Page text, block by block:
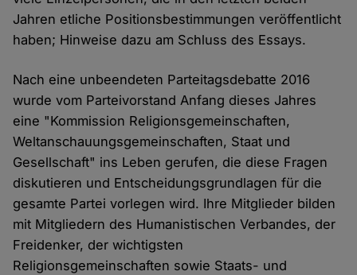
Jahren etliche Positionsbestimmungen veröffentlicht
haben; Hinweise dazu am Schluss des Essays.
Nach eine unbeendeten Parteitagsdebatte 2016
wurde vom Parteivorstand Anfang dieses Jahres
eine "Kommission Religionsgemeinschaften,
Weltanschauungsgemeinschaften, Staat und
Gesellschaft" ins Leben gerufen, die diese Fragen
diskutieren und Entscheidungsgrundlagen für die
gesamte Partei vorlegen wird. Ihre Mitglieder bilden
mit Mitgliedern des Humanistischen Verbandes, der
Freidenker, der wichtigsten
Religionsgemeinschaften sowie Staats- und